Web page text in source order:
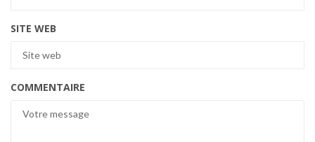
SITE WEB
COMMENTAIRE